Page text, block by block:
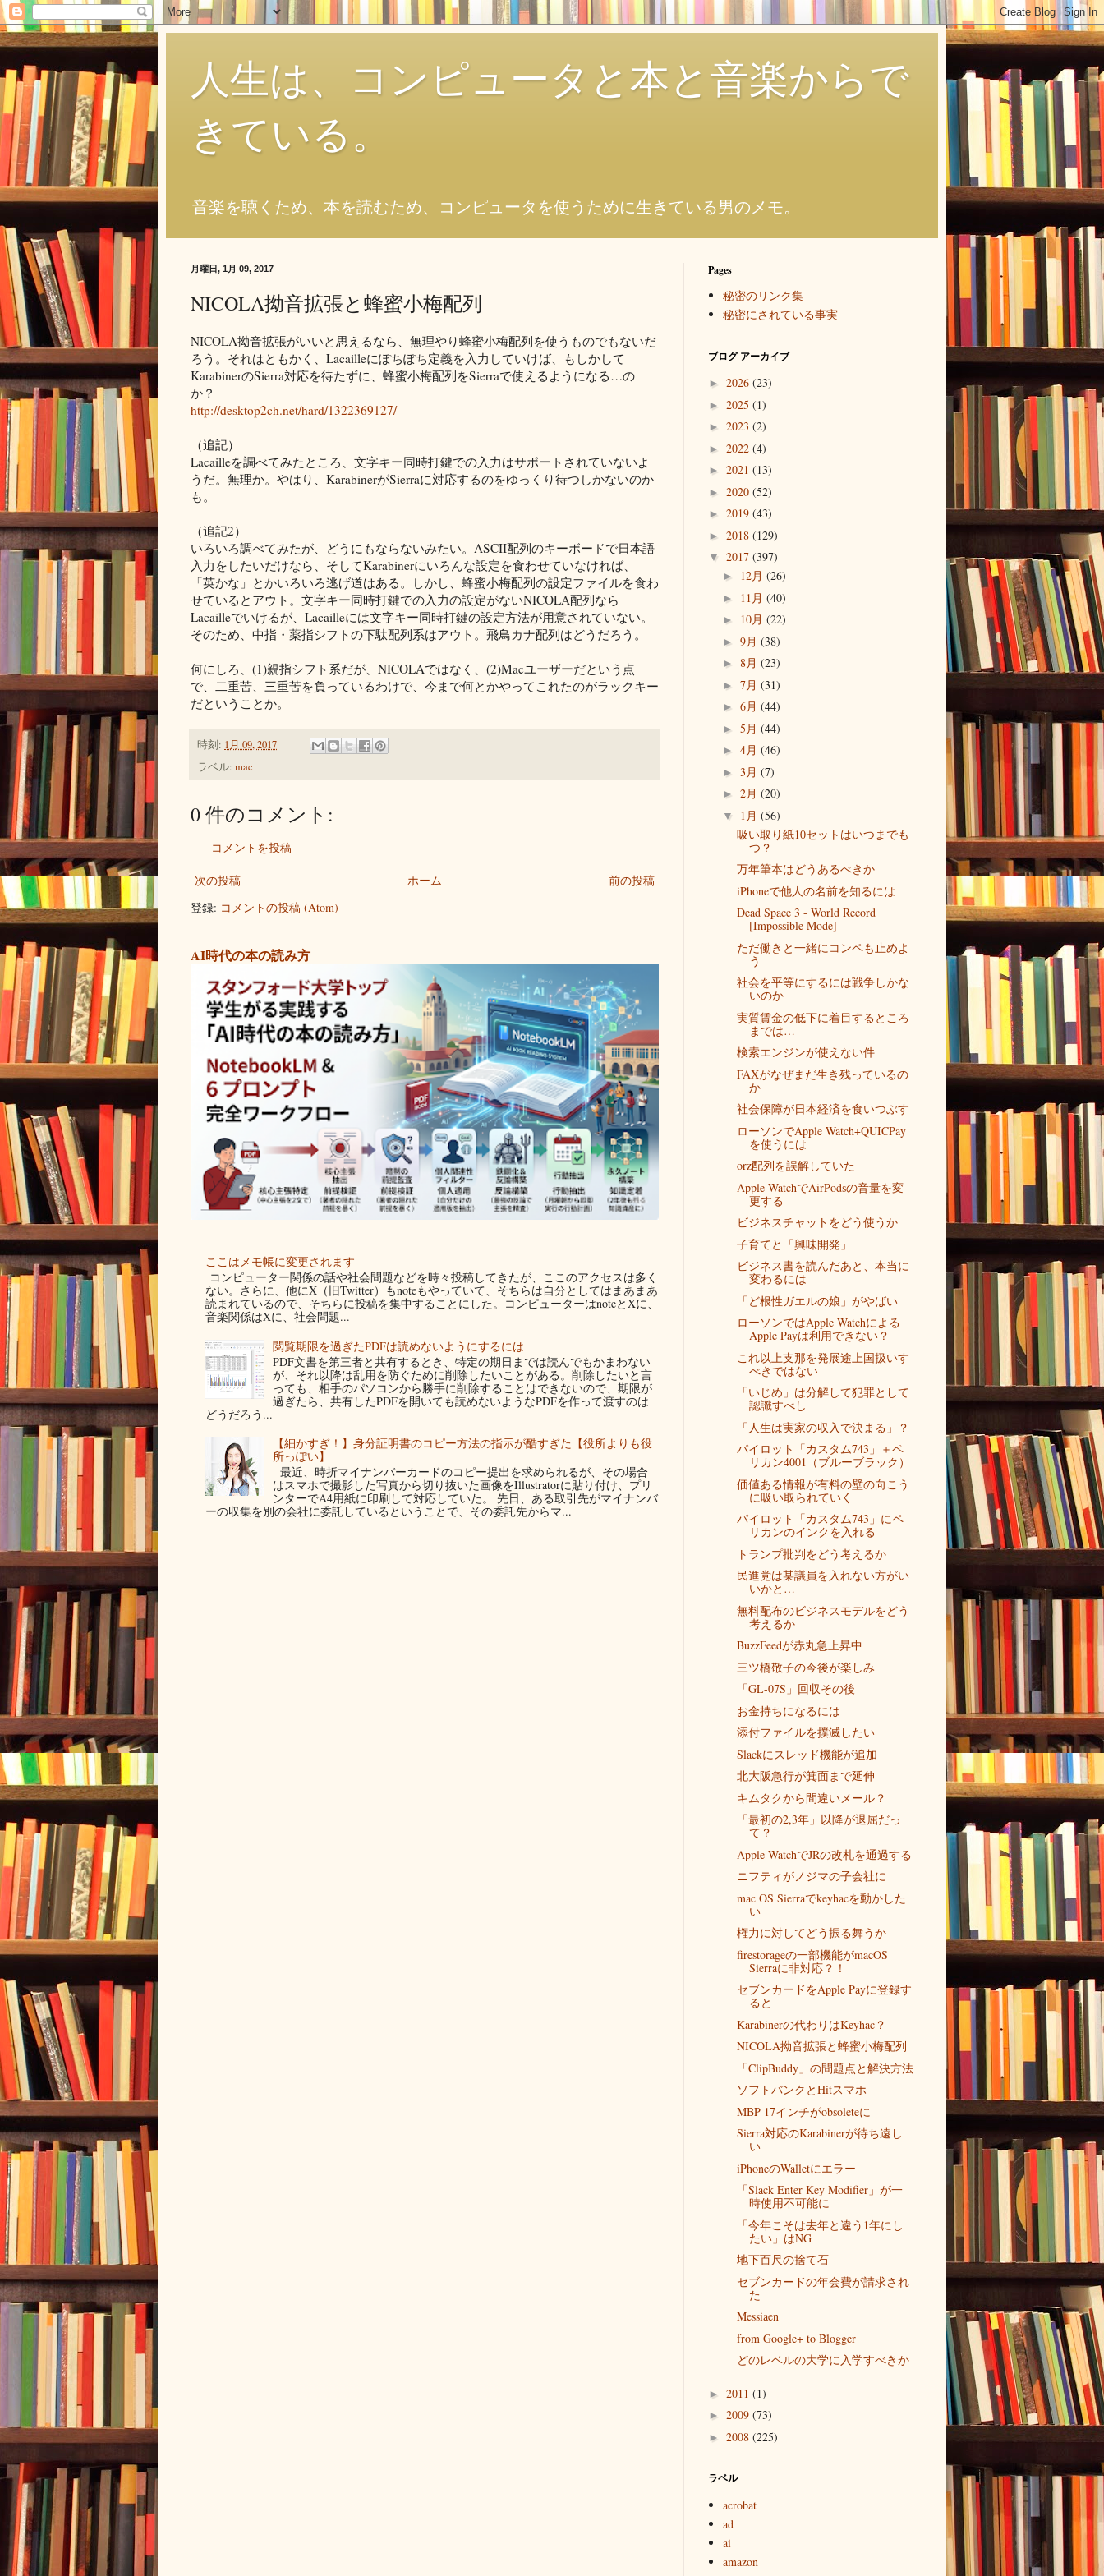
人生は、コンピュータと本と音楽からで
きている。
音楽を聴くため、本を読むため、コンピュータを使うために生きている男のメモ。
月曜日, 1月 09, 2017
NICOLA拗音拡張と蜂蜜小梅配列
NICOLA拗音拡張がいいと思えるなら、無理やり蜂蜜小梅配列を使うものでもないだ
ろう。それはともかく、Lacailleにぽちぽち定義を入力していけば、もしかして
KarabinerのSierra対応を待たずに、蜂蜜小梅配列をSierraで使えるようになる…の
か？
http://desktop2ch.net/hard/1322369127/
（追記）
Lacailleを調べてみたところ、文字キー同時打鍵での入力はサポートされていないよ
うだ。無理か。やはり、KarabinerがSierraに対応するのをゆっくり待つしかないのか
も。
（追記2）
いろいろ調べてみたが、どうにもならないみたい。ASCII配列のキーボードで日本語
入力をしたいだけなら、そしてKarabinerにいろんな設定を食わせていなければ、
「英かな」とかいろいろ逃げ道はある。しかし、蜂蜜小梅配列の設定ファイルを食わ
せているとアウト。文字キー同時打鍵での入力の設定がないNICOLA配列なら
Lacailleでいけるが、Lacailleには文字キー同時打鍵の設定方法が用意されていない。
そのため、中指・薬指シフトの下駄配列系はアウト。飛鳥カナ配列はどうだろう。
何にしろ、(1)親指シフト系だが、NICOLAではなく、(2)Macユーザーだという点
で、二重苦、三重苦を負っているわけで、今まで何とかやってこれたのがラックキー
だということか。
時刻: 1月 09, 2017
ラベル: mac
0 件のコメント:
コメントを投稿
次の投稿 前の投稿
ホーム
登録: コメントの投稿 (Atom)
AI時代の本の読み方
ここはメモ帳に変更されます
コンピューター関係の話や社会問題などを時々投稿してきたが、ここのアクセスは多く
ない。さらに、他にX（旧Twitter）もnoteもやっていて、そちらは自分としてはまあまあ
読まれているので、そちらに投稿を集中することにした。コンピューターはnoteとXに、
音楽関係はXに、社会問題...
閲覧期限を過ぎたPDFは読めないようにするには
PDF文書を第三者と共有するとき、特定の期日までは読んでもかまわない
が、それ以降は乱用を防ぐために削除したいことがある。削除したいと言
っても、相手のパソコンから勝手に削除することはできないので、期限が
過ぎたら、共有したPDFを開いても読めないようなPDFを作って渡すのは
どうだろう...
【細かすぎ！】身分証明書のコピー方法の指示が酷すぎた【役所よりも役
所っぽい】
最近、時折マイナンバーカードのコピー提出を求められるが、その場合
はスマホで撮影した写真から切り抜いた画像をIllustratorに貼り付け、プリ
ンターでA4用紙に印刷して対応していた。 先日、ある取引先がマイナンバ
ーの収集を別の会社に委託しているということで、その委託先からマ...
Pages
秘密のリンク集
秘密にされている事実
ブログ アーカイブ
► 2026 (23)
► 2025 (1)
► 2023 (2)
► 2022 (4)
► 2021 (13)
► 2020 (52)
► 2019 (43)
► 2018 (129)
▼ 2017 (397)
► 12月 (26)
► 11月 (40)
► 10月 (22)
► 9月 (38)
► 8月 (23)
► 7月 (31)
► 6月 (44)
► 5月 (44)
► 4月 (46)
► 3月 (7)
► 2月 (20)
▼ 1月 (56)
吸い取り紙10セットはいつまでも
つ？
万年筆本はどうあるべきか
iPhoneで他人の名前を知るには
Dead Space 3 - World Record
[Impossible Mode]
ただ働きと一緒にコンペも止めよ
う
社会を平等にするには戦争しかな
いのか
実質賃金の低下に着目するところ
までは…
検索エンジンが使えない件
FAXがなぜまだ生き残っているの
か
社会保障が日本経済を食いつぶす
ローソンでApple Watch+QUICPay
を使うには
orz配列を誤解していた
Apple WatchでAirPodsの音量を変
更する
ビジネスチャットをどう使うか
子育てと「興味開発」
ビジネス書を読んだあと、本当に
変わるには
「ど根性ガエルの娘」がやばい
ローソンではApple Watchによる
Apple Payは利用できない？
これ以上支那を発展途上国扱いす
べきではない
「いじめ」は分解して犯罪として
認識すべし
「人生は実家の収入で決まる」？
パイロット「カスタム743」＋ペ
リカン4001（ブルーブラック）
価値ある情報が有料の壁の向こう
に吸い取られていく
パイロット「カスタム743」にペ
リカンのインクを入れる
トランプ批判をどう考えるか
民進党は某議員を入れない方がい
いかと…
無料配布のビジネスモデルをどう
考えるか
BuzzFeedが赤丸急上昇中
三ツ橋敬子の今後が楽しみ
「GL-07S」回収その後
お金持ちになるには
添付ファイルを撲滅したい
Slackにスレッド機能が追加
北大阪急行が箕面まで延伸
キムタクから間違いメール？
「最初の2,3年」以降が退屈だっ
て？
Apple WatchでJRの改札を通過する
ニフティがノジマの子会社に
mac OS Sierraでkeyhacを動かした
い
権力に対してどう振る舞うか
firestorageの一部機能がmacOS
Sierraに非対応？！
セブンカードをApple Payに登録す
ると
Karabinerの代わりはKeyhac？
NICOLA拗音拡張と蜂蜜小梅配列
「ClipBuddy」の問題点と解決方法
ソフトバンクとHitスマホ
MBP 17インチがobsoleteに
Sierra対応のKarabinerが待ち遠し
い
iPhoneのWalletにエラー
「Slack Enter Key Modifier」が一
時使用不可能に
「今年こそは去年と違う1年にし
たい」はNG
地下百尺の捨て石
セブンカードの年会費が請求され
た
Messiaen
from Google+ to Blogger
どのレベルの大学に入学すべきか
► 2011 (1)
► 2009 (73)
► 2008 (225)
ラベル
acrobat
ad
ai
amazon